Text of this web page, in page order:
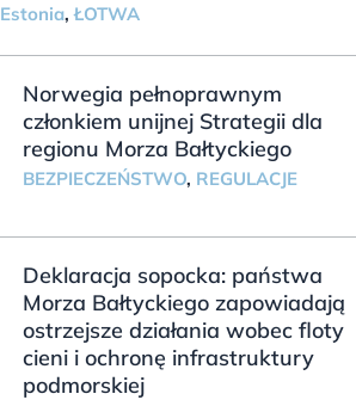
Estonia,ŁOTWA
Norwegia pełnoprawnym
członkiem unijnej Strategii dla
regionu Morza Bałtyckiego
BEZPIECZEŃSTWO, REGULACJE
Deklaracja sopocka: państwa
Morza Bałtyckiego zapowiadają
ostrzejsze działania wobec floty
cieni i ochronę infrastruktury
podmorskiej